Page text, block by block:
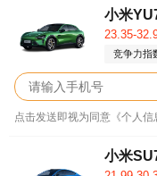
小米
23.35-
竞争力指
点击发送即视为同意《个人信
小米